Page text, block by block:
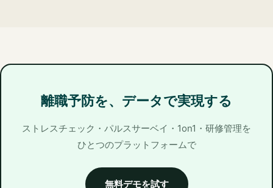
離職予防を、データで実現する
ストレスチェック・パルスサーベイ・1on1・研修管理を
ひとつのプラットフォームで
無料デモを試す